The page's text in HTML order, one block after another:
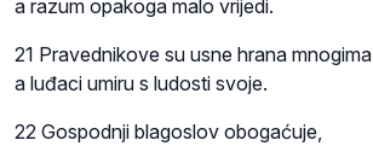
a razum opakoga malo vrijedi.
21 Pravednikove su usne hrana mnogima,
a luđaci umiru s ludosti svoje.
22 Gospodnji blagoslov obogaćuje,